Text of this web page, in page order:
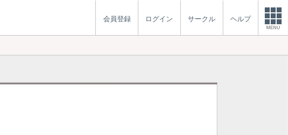
会員登録 ログイン サークル ヘルプ
MENU